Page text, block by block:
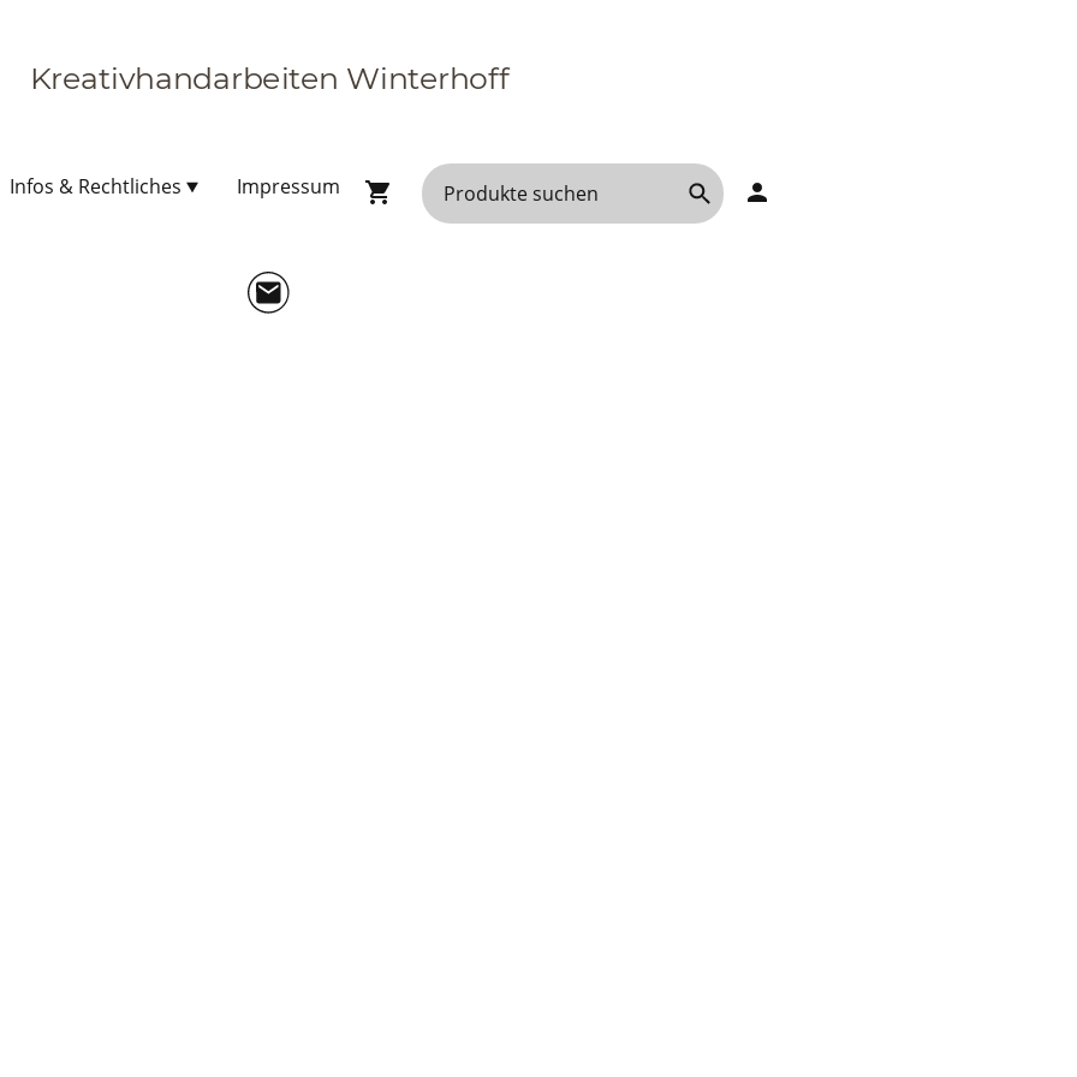
Kreativhandarbeiten Winterhoff
Infos & Rechtliches Impressum